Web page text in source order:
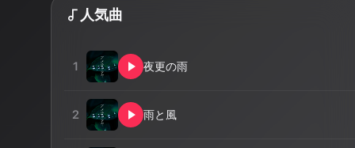
人気曲
1 夜更の雨
2 雨と風